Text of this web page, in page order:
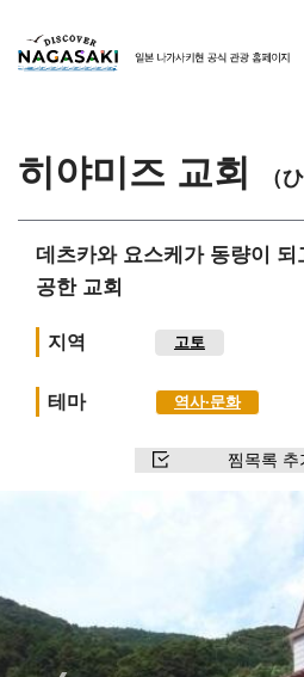
히야미즈 교회 （
데츠카와 요스케가 동량이 되
공한 교회
지역 고토
테마 역사∙문화
찜목록 추